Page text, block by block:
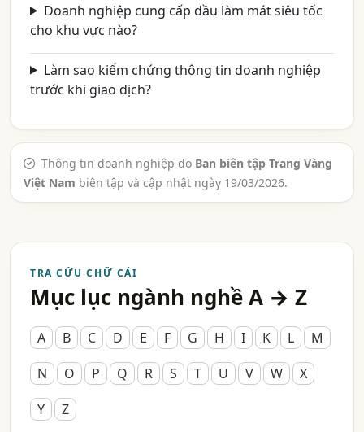
Doanh nghiệp cung cấp dầu làm mát siêu tốc
cho khu vực nào?
Làm sao kiểm chứng thông tin doanh nghiệp
trước khi giao dịch?
Thông tin doanh nghiệp do Ban biên tập Trang Vàng
Việt Nam biên tập và cập nhật ngày 19/03/2026.
TRA CỨU CHỮ CÁI
Mục lục ngành nghề A → Z
A B C D E F G H I K L
M
N
O P Q R S T U V W
X
Y
Z